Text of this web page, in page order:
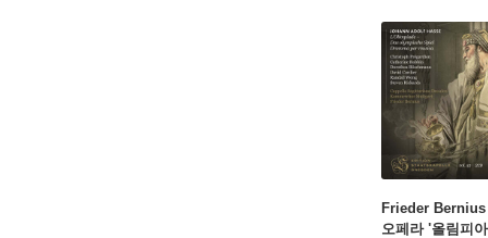
Frieder
오페라 '올림피